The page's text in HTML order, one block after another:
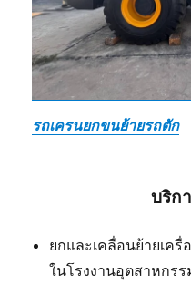
รถเครนยกขนย้ายรถตัก
บริก
ยกและเคลื่อนย้ายเครื่
ในโรงงานอุตสาหกร